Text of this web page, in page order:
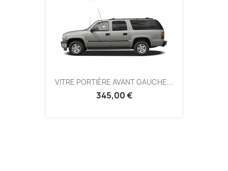
VITRE PORTIÈRE AVANT GAUCHE...
345,00 €